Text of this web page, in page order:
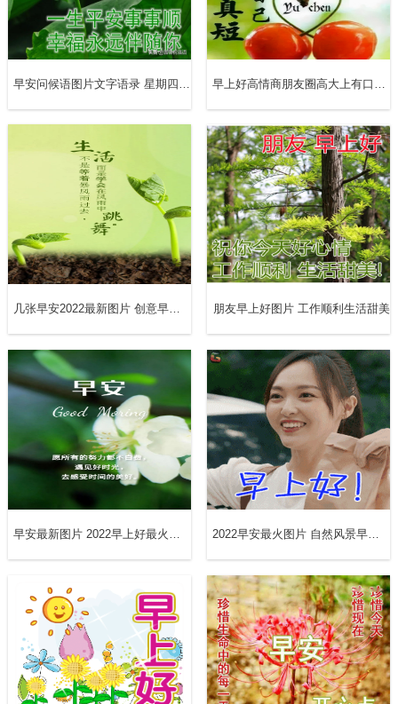
每个人都有觉得自己不够好，羡慕别人闪闪发光的时候，但
其实大多数人都是普通的。不要沮丧，不必惊慌，做努力爬
人在跳板上，最辛苦的不是跳下来那一刻，而是跳下来之
前，心里的挣扎、犹豫、无助和患得患失，根本无法向别人
倾诉。我们以为跳不过去了，闭上眼睛，鼓起勇气，却跳过
了。早上好!
几张早安2022最新图片 创意早上好问候短句正能量 朋友早上好图片 工作顺利生活甜美
早安最新图片 2022早上好最火图片 2022早安最火图片 自然风景早上好图片带字